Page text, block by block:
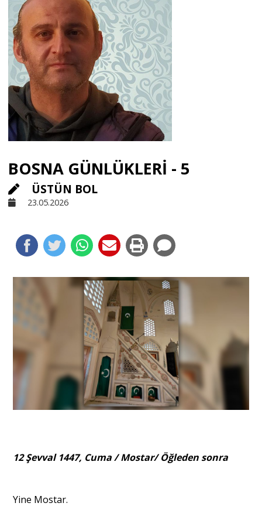
Sivil Toplum
Kültür - Sanat
Ekonomi
Dünya
Yazı Dizisi
Portre
Yazarlar
Eğitim
Ankara Analiz
BOSNA GÜNLÜKLERİ - 5
ÜSTÜN BOL
23.05.2026
12 Şevval 1447, Cuma / Mostar/ Öğleden sonra
Yine Mostar.